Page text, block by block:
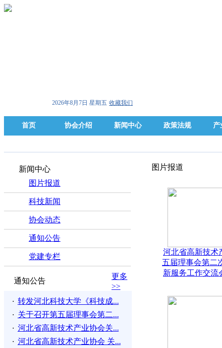
2026年8月7日 星期五 收藏我们
首页 协会介绍 新闻中心 政策法规 产
新闻中心
图片报道
科技新闻
协会动态
通知公告
党建专栏
通知公告
更多
>>
· 转发河北科技大学《科技成...
· 关于召开第五届理事会第二...
· 河北省高新技术产业协会关...
· 河北省高新技术产业协会 关...
图片报道
河北省高新技术
五届理事会第二
新服务工作交流